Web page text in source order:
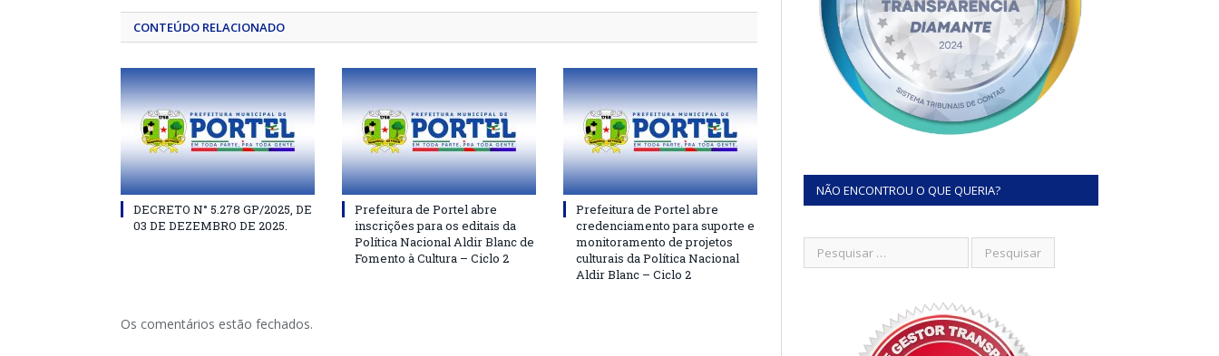
CONTEÚDO RELACIONADO
DECRETO N° 5.278 GP/2025, DE
03 DE DEZEMBRO DE 2025.
Prefeitura de Portel abre
inscrições para os editais da
Política Nacional Aldir Blanc de
Fomento à Cultura – Ciclo 2
Prefeitura de Portel abre
credenciamento para suporte e
monitoramento de projetos
culturais da Política Nacional
Aldir Blanc – Ciclo 2
Os comentários estão fechados.
NÃO ENCONTROU O QUE QUERIA?